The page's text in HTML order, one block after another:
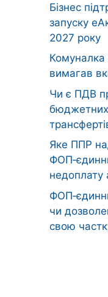
Бізнес
запуску
2027 року
Комуналка
вимагав
Чи є ПДВ
бюджетних
Яке ППР
недоплату
чи
свою